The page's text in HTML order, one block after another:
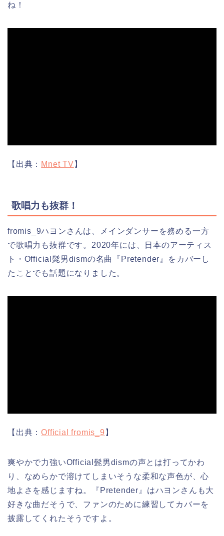
ね！
【出典： Mnet TV 】
歌唱力も抜群！
fromis_9ハヨンさんは、メインダンサーを務める一方
で歌唱力も抜群です。2020年には、日本のアーティス
ト・Official髭男dismの名曲『Pretender』をカバーし
たことでも話題になりました。
【出典：Official fromis_9 】
爽やかで力強いOfficial髭男dismの声とは打ってかわ
り、なめらかで溶けてしまいそうな柔和な声色が、心
地よさを感じますね。『Pretender』はハヨンさんも大
好きな曲だそうで、ファンのために練習してカバーを
披露してくれたそうですよ。